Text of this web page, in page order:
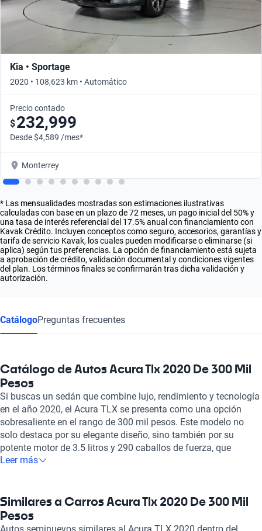
Kia • Sportage
2020 • 108,623 km • Automático
Precio contado
$232,999
Desde $4,589 /mes*
Monterrey
* Las mensualidades mostradas son estimaciones ilustrativas
calculadas con base en un plazo de 72 meses, un pago inicial del 50% y
una tasa de interés referencial del 17.5% anual con financiamiento con
Kavak Crédito. Incluyen conceptos como seguro, accesorios, garantías y
tarifa de servicio Kavak, los cuales pueden modificarse o eliminarse (si
aplica) según tus preferencias. La opción de financiamiento está sujeta
a aprobación de crédito, validación documental y condiciones vigentes
del plan. Los términos finales se confirmarán tras dicha validación y
autorización.
CatálogoPreguntas frecuentes
Catálogo de Autos Acura Tlx 2020 De 300 Mil
Pesos
Si buscas un sedán que combine lujo, rendimiento y tecnología
en el año 2020, el Acura TLX se presenta como una opción
sobresaliente en el rango de 300 mil pesos. Este modelo no
solo destaca por su elegante diseño, sino también por su
potente motor de 3.5 litros y 290 caballos de fuerza, que
brindan una experiencia de conducción ágil y emocionante.
de las grandes ventajas de este vehículo es su eficiencia en el
consumo de combustible, alcanzando un rendimiento
combinado de 6.4 litros cada 100 kilómetros. Además, su
Leer más
Similares a Carros Acura Tlx 2020 De 300 Mil
Pesos